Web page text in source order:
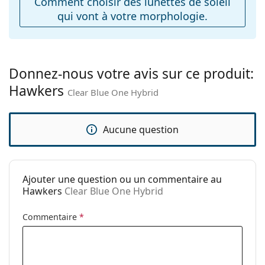
Accessoires
Étui:
Non
Tissu de
Non
Autres
Sexe:
Unisex
Catégorie:
Lunettes de soleil
Hawkers
Code:
Clear Blue One Hybrid
qui vont à votre morphologie.
Donnez-nous votre avis sur ce produit:
Hawkers Clear Blue One Hybrid
Aucune question
Ajouter une question ou un commentaire au
Hawkers Clear Blue One Hybrid
Commentaire *